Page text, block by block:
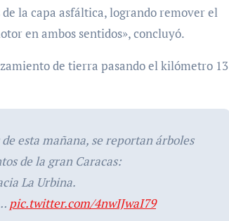
la capa asfáltica, logrando remover el
en ambos sentidos», concluyó.
de tierra pasando el kilómetro 13
esta mañana, se reportan árboles
de la gran Caracas:
La Urbina.
pic.twitter.com/4nwIJwaI79